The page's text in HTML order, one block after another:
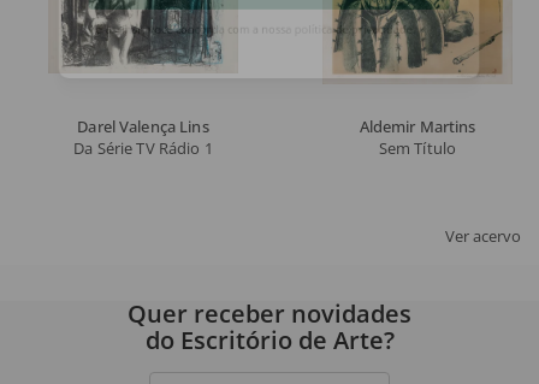
Darel Valença Lins
Da Série TV Rádio 1
Aldemir Martins
Sem Título
Ver acervo
Ao assinar, você concorda com a nossa política de privacidade
Quer receber novidades
do Escritório de Arte?